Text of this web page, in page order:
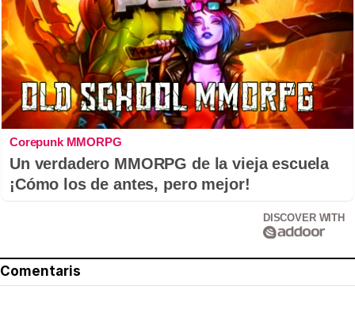
Corepunk MMORPG
Un verdadero MMORPG de la vieja escuela
¡Cómo los de antes, pero mejor!
DISCOVER WITH
Comentaris